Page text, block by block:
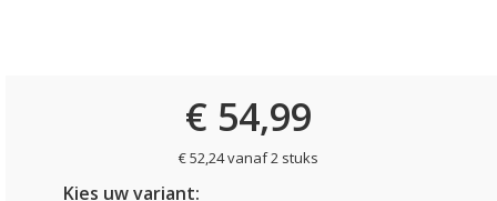
€ 54,99
€ 52,24 vanaf 2 stuks
Kies uw variant: